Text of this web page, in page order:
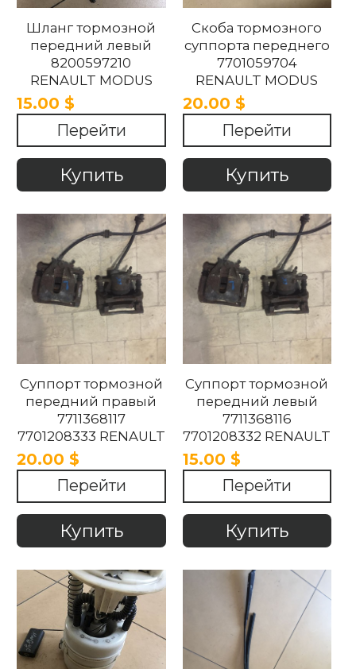
Шланг тормозной
передний левый
8200597210
RENAULT MODUS
2004-2007
15.00 $
Перейти
Купить
Скоба тормозного
суппорта переднего
7701059704
RENAULT MODUS
2004-2007
20.00 $
Перейти
Купить
Суппорт тормозной
передний правый
7711368117
7701208333 RENAULT
MODUS 2004-2007.
20.00 $
Перейти
Купить
Суппорт тормозной
передний левый
7711368116
7701208332 RENAULT
MODUS 2004-2007
15.00 $
Перейти
Купить